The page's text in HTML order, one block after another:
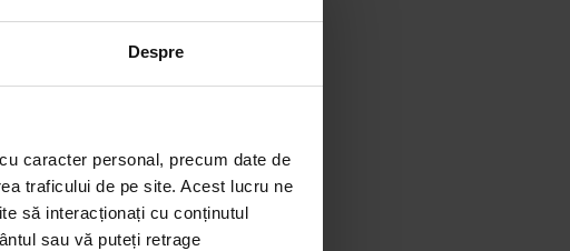
Despre
caracter personal, precum date de
traficului de pe site. Acest lucru ne
să interacționați cu conținutul
sau vă puteți retrage